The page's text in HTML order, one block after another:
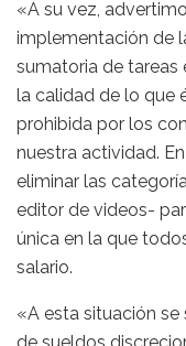
«A su vez,
implementación de
sumatoria de tareas
la calidad de lo que
prohibida por los
nuestra actividad.
eliminar las
editor de videos-
única en la que
salario.
«A esta situación